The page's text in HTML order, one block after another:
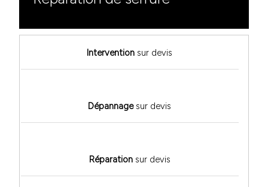
Intervention sur devis
Dépannagesur devis
Réparationsur devis